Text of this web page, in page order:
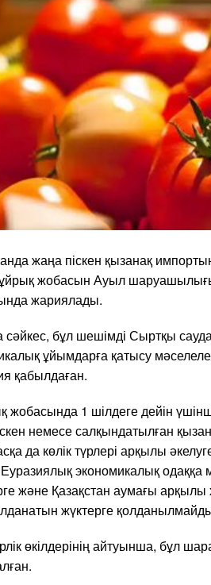
жаңа піскен қызанақ
жобасын Ауыл
жариялады.
сәйкес, бұл шешімді Сыртқы
ұйымдарға қатысу
қабылдаған.
жобасында 1 шілдеге дейін
немесе салқындатылған
да көлік түрлері арқылы
экономикалық одаққа
және Қазақстан аумағы
жүктерге
өкілдерінің айтуынша, бұл